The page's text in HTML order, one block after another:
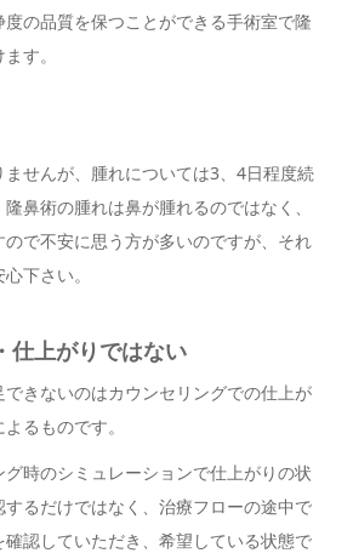
の品質を保つことができる手術室で隆
す。
せんが、腫れについては3、4日程度続
鼻術の腫れは鼻が腫れるのではなく、
ので不安に思う方が多いのですが、それ
下さい。
仕上がりではない
きないのはカウンセリングでの仕上が
るものです。
時のシミュレーションで仕上がりの状
るだけではなく、治療フローの途中で
認していただき、希望している状態で